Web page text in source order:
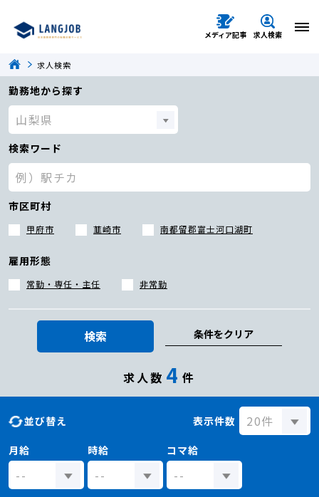
メディア記事 求人検索
求人検索
勤務地から探す
検索ワード
市区町村
甲府市 韮崎市 南都留郡富士河口湖町
雇用形態
常勤・専任・主任 非常勤
検索 条件をクリア
求人数 4 件
並び替え 表示件数
月給 時給 コマ給